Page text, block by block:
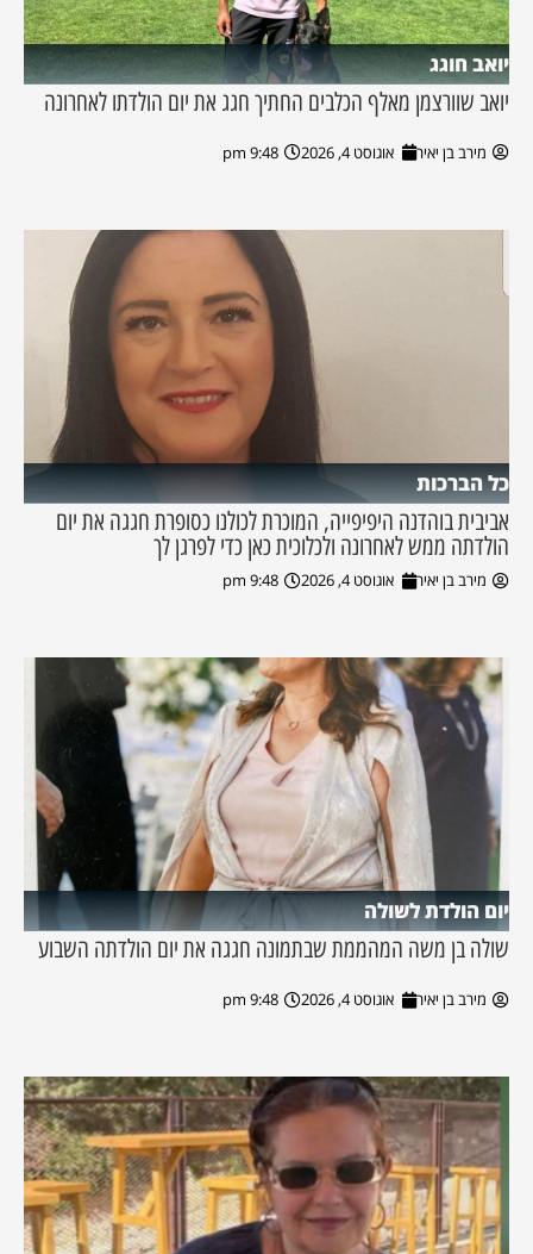
יואב חוגג
יואב שוורצמן מאלף הכלבים החתיך חגג את יום הולדתו לאחרונה
מירב בן יאיר אוגוסט 4, 2026 9:48 pm
כל הברכות
אביבית בוהדנה היפיפייה, המוכרת לכולנו כסופרת חגגה את יום
הולדתה ממש לאחרונה ולכלוכית כאן כדי לפרגן לך
מירב בן יאיר אוגוסט 4, 2026 9:48 pm
יום הולדת לשולה
שולה בן משה המהממת שבתמונה חגגה את יום הולדתה השבוע
מירב בן יאיר אוגוסט 4, 2026 9:48 pm